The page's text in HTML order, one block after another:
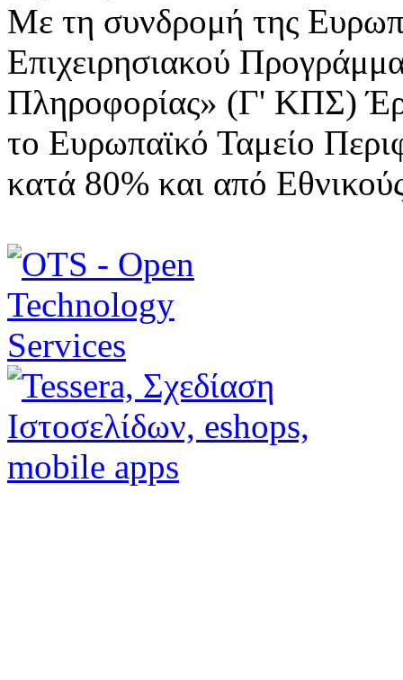
Με τη συνδρομή της
Επιχειρησιακού
Πληροφορίας» (Γ' ΚΠΣ)
το Ευρωπαϊκό Ταμείο
κατά 80% και από